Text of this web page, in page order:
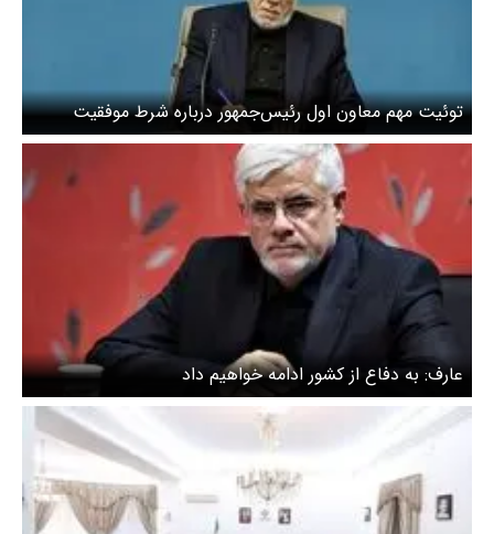
توئیت مهم معاون اول رئیس‌جمهور درباره شرط موفقیت
مذاکرات
عارف: به دفاع از کشور ادامه خواهیم داد